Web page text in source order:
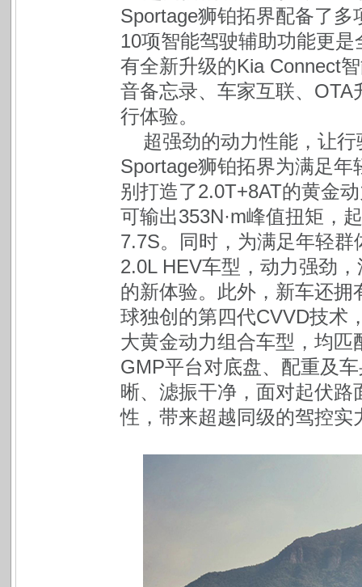
Sportage狮铂拓界配备了
10项智能驾驶辅助功能更
有全新升级的Kia Connect
音备忘录、车家互联、
行体验。
超强劲的动力性能，让
Sportage狮铂拓界为满足
别打造了2.0T+8AT的黄金
可输出353N·m峰值扭矩，
7.7S。同时，为满足年轻
2.0L HEV车型，动力强劲
的新体验。此外，新车还
球独创的第四代CVVD技术
大黄金动力组合车型，均
GMP平台对底盘、配重及
晰、滤振干净，面对起伏
性，带来超越同级的驾控实